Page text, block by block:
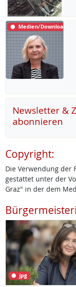
Medien/Download
Newsletter &
abonnieren
Copyright:
Die Verwendung der
gestattet unter der
Graz" in der dem
jpg